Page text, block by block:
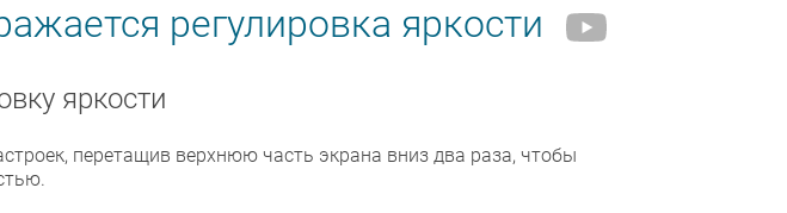
регулировка яркости
яркости
перетащив верхнюю часть экрана вниз два раза, чтобы